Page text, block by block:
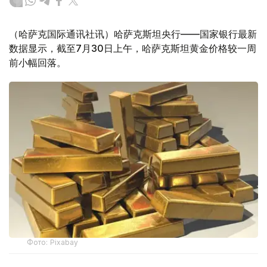
（哈萨克国际通讯社讯）哈萨克斯坦央行——国家银行最新
数据显示，截至7月30日上午，哈萨克斯坦黄金价格较一周
前小幅回落。
Фото: Pixabay